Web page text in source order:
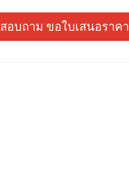
สอบถาม ขอใบเสนอราคา